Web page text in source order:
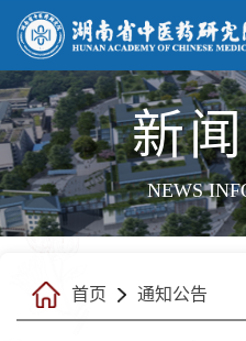
新
NEWS
首页 通知公告